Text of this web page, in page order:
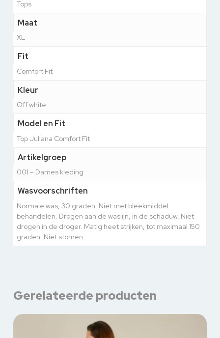
Tops
Maat
XL
Fit
Comfort Fit
Kleur
Off white
Model en Fit
Top Juliana Comfort Fit
Artikelgroep
001 – Dames kleding
Wasvoorschriften
Normale was, 30 graden. Niet met bleekmiddel
behandelen. Drogen aan de waslijn, in de schaduw. Niet
drogen in de droger. Matig heet strijken, tot maximaal 150
graden. Niet stomen.
Gerelateerde producten